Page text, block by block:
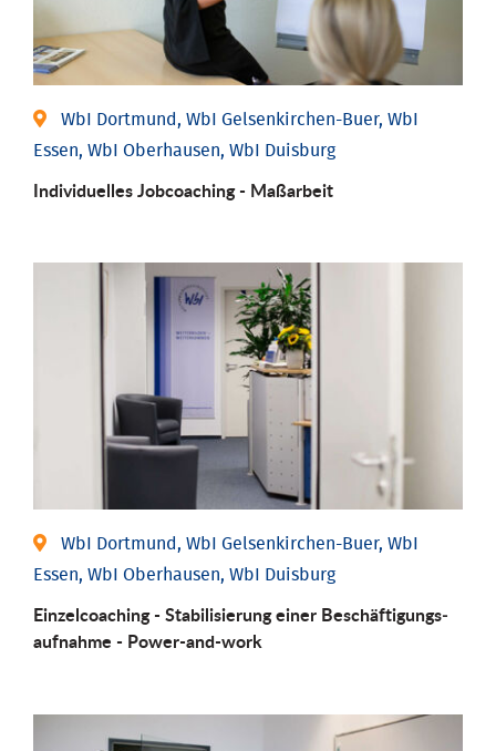
WbI Dortmund, WbI Gelsenkirchen-Buer, WbI
Essen, WbI Oberhausen, WbI Duisburg
Individu­elles Job­coaching - Maßarbeit
WbI Dortmund, WbI Gelsenkirchen-Buer, WbI
Essen, WbI Oberhausen, WbI Duisburg
Einzel­coaching - Stabili­sierung einer Be­schäftigungs­
aufnahme - Power-and-work